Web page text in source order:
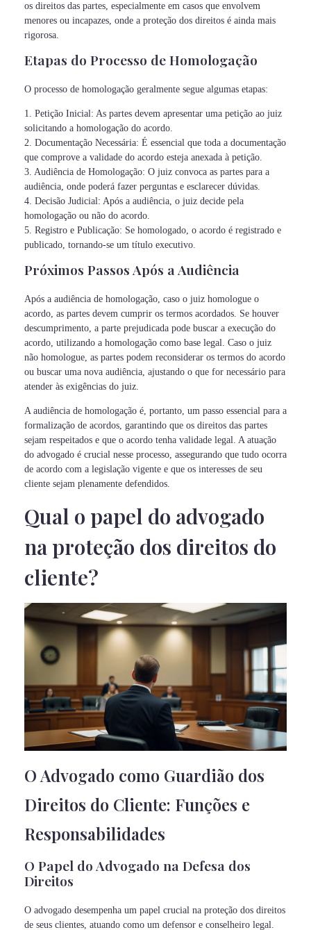
os direitos das partes, especialmente em casos que envolvem
menores ou incapazes, onde a proteção dos direitos é ainda mais
rigorosa.
Etapas do Processo de Homologação
O processo de homologação geralmente segue algumas etapas:
1. Petição Inicial: As partes devem apresentar uma petição ao juiz
solicitando a homologação do acordo.
2. Documentação Necessária: É essencial que toda a documentação
que comprove a validade do acordo esteja anexada à petição.
3. Audiência de Homologação: O juiz convoca as partes para a
audiência, onde poderá fazer perguntas e esclarecer dúvidas.
4. Decisão Judicial: Após a audiência, o juiz decide pela
homologação ou não do acordo.
5. Registro e Publicação: Se homologado, o acordo é registrado e
publicado, tornando-se um título executivo.
Próximos Passos Após a Audiência
Após a audiência de homologação, caso o juiz homologue o
acordo, as partes devem cumprir os termos acordados. Se houver
descumprimento, a parte prejudicada pode buscar a execução do
acordo, utilizando a homologação como base legal. Caso o juiz
não homologue, as partes podem reconsiderar os termos do acordo
ou buscar uma nova audiência, ajustando o que for necessário para
atender às exigências do juiz.
A audiência de homologação é, portanto, um passo essencial para a
formalização de acordos, garantindo que os direitos das partes
sejam respeitados e que o acordo tenha validade legal. A atuação
do advogado é crucial nesse processo, assegurando que tudo ocorra
de acordo com a legislação vigente e que os interesses de seu
cliente sejam plenamente defendidos.
Qual o papel do advogado
na proteção dos direitos do
cliente?
O Advogado como Guardião dos
Direitos do Cliente: Funções e
Responsabilidades
O Papel do Advogado na Defesa dos
Direitos
O advogado desempenha um papel crucial na proteção dos direitos
de seus clientes, atuando como um defensor e conselheiro legal.